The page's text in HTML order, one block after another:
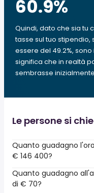
60.9%
Quindi, dato che sia tu
tasse sul tuo
essere del 49.2%,
significa che in realtà
sembrasse
Le persone si
Quanto guadagno
€ 146 400?
Quanto guadagno
di € 70?